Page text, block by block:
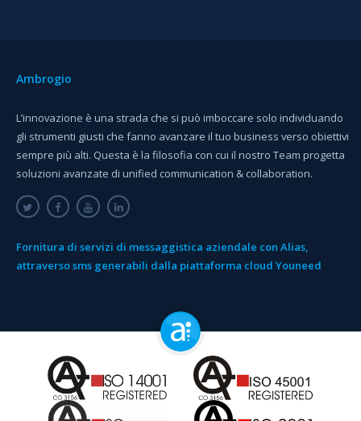
Ambrogio
L’innovazione è una strada che si può imboccare solo individuando
gli strumenti giusti che fanno avanzare il tuo business verso obiettivi
sempre più alti. Questa è la filosofia con cui il nostro Team progetta
soluzioni avanzate di unified communication & collaboration.
Fornitura di servizi di messaggistica aziendale con Alias,
attraverso sms generabili dalla piattaforma cloud Youneed